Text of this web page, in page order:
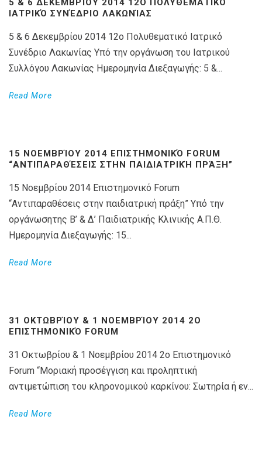
5 & 6 ΔΕΚΕΜΒΡΊΟΥ 2014 12Ο ΠΟΛΥΘΕΜΑΤΙΚΌ
ΙΑΤΡΙΚΌ ΣΥΝΈΔΡΙΟ ΛΑΚΩΝΊΑΣ
5 & 6 Δεκεμβρίου 2014 12ο Πολυθεματικό Ιατρικό
Συνέδριο Λακωνίας Υπό την οργάνωση του Ιατρικού
Συλλόγου Λακωνίας Ημερομηνία Διεξαγωγής: 5 &...
Read More
15 ΝΟΕΜΒΡΊΟΥ 2014 ΕΠΙΣΤΗΜΟΝΙΚΌ FORUM
“ΑΝΤΙΠΑΡΑΘΈΣΕΙΣ ΣΤΗΝ ΠΑΙΔΙΑΤΡΙΚΉ ΠΡΆΞΗ”
15 Νοεμβρίου 2014 Επιστημονικό Forum
“Αντιπαραθέσεις στην παιδιατρική πράξη” Υπό την
οργάνωσητης Β’ & Δ’ Παιδιατρικής Κλινικής Α.Π.Θ.
Ημερομηνία Διεξαγωγής: 15...
Read More
31 ΟΚΤΩΒΡΊΟΥ & 1 ΝΟΕΜΒΡΊΟΥ 2014 2Ο
ΕΠΙΣΤΗΜΟΝΙΚΌ FORUM
31 Οκτωβρίου & 1 Νοεμβρίου 2014 2ο Επιστημονικό
Forum “Μοριακή προσέγγιση και προληπτική
αντιμετώπιση του κληρονομικού καρκίνου: Σωτηρία ή εν...
Read More